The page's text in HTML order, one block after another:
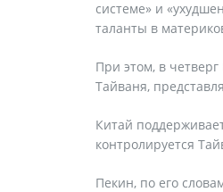
системе» и
таланты в
При этом, в
Тайваня,
Китай
контролируется
Пекин, по его